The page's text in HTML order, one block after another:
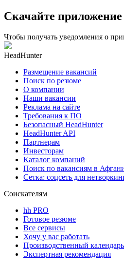
Скачайте приложение
Чтобы получать уведомления о
HeadHunter
Размещение вакансий
Поиск по резюме
О компании
Наши вакансии
Реклама на сайте
Требования к ПО
Безопасный HeadHunter
HeadHunter API
Партнерам
Инвесторам
Каталог компаний
Поиск по вакансиям в
Сетка: соцсеть для
Соискателям
hh PRO
Готовое резюме
Все сервисы
Хочу у вас работать
Производственный календарь
Экспертная рекомендация